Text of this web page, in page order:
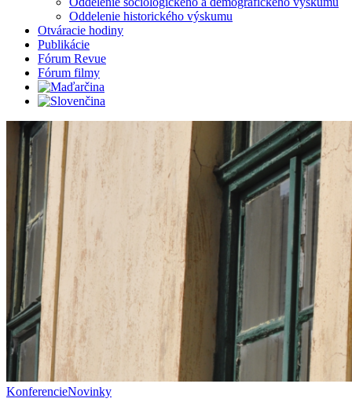
Oddelenie historického výskumu
Otváracie hodiny
Publikácie
Fórum Revue
Fórum filmy
KonferencieNovinky